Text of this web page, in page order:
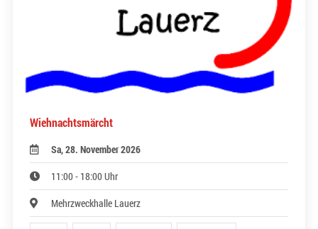
Wiehnachtsmärcht
Sa, 28. November 2026
11:00 - 18:00 Uhr
Mehrzweckhalle Lauerz